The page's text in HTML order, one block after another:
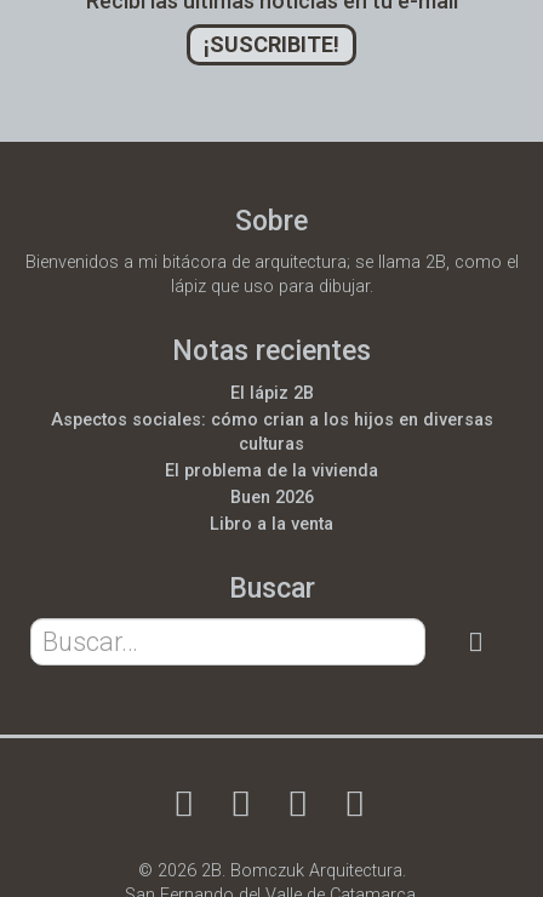
¡SUSCRIBITE!
Sobre
Bienvenidos a mi bitácora de arquitectura; se llama 2B, como el
lápiz que uso para dibujar.
Notas recientes
El lápiz 2B
Aspectos sociales: cómo crian a los hijos en diversas
culturas
El problema de la vivienda
Buen 2026
Libro a la venta
Buscar
© 2026 2B. Bomczuk Arquitectura.